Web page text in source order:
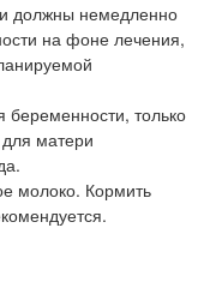
должны немедленно
на фоне лечения,
только
матери
молоко. Кормить